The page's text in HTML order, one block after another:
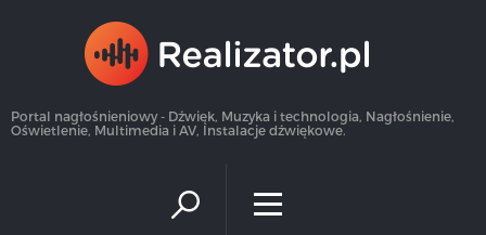
Portal nagłośnieniowy - Dźwięk, Muzyka i technologia, Nagłośnienie,
Oświetlenie, Multimedia i AV, Instalacje dźwiękowe.